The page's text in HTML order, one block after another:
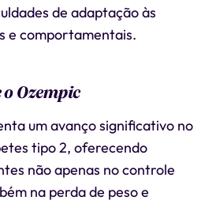
de adaptação às
e comportamentais.
Ozempic
um avanço significativo no
tipo 2, oferecendo
não apenas no controle
na perda de peso e